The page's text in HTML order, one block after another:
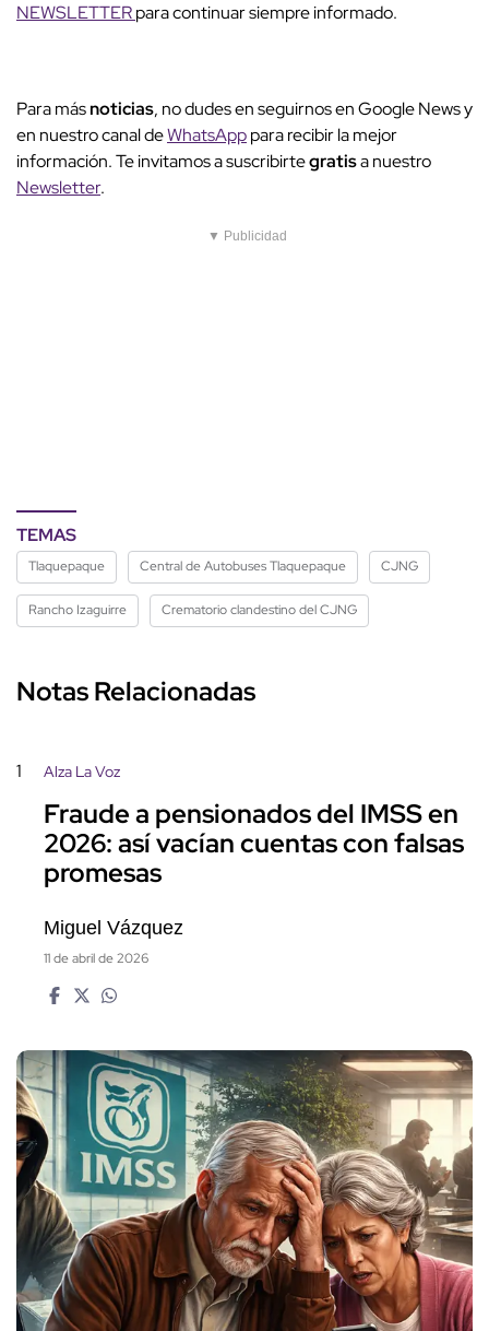
NEWSLETTERpara continuar siempre informado.
Para másnoticias, no dudes en seguirnos en Google News y
en nuestro canal deWhatsApppara recibir la mejor
información. Te invitamos a suscribirtegratisa nuestro
Newsletter.
▼ Publicidad
TEMAS
Tlaquepaque Central de Autobuses Tlaquepaque CJNG
Rancho Izaguirre Crematorio clandestino del CJNG
Notas Relacionadas
1 Alza La Voz
Fraude a pensionados del IMSS en
2026: así vacían cuentas con falsas
promesas
Miguel Vázquez
11 de abril de 2026